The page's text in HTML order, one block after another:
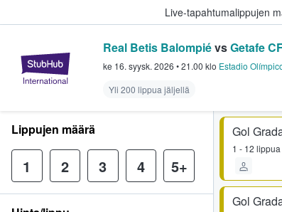
Live-tapahtumalippujen
StubHub - missä fanit
Real Betis BalompiévsGetafe
ke 16. syysk. 2026 •21.00 klo Estadio
Yli 200 lippua jäljellä
Gol
1 - 12 lippua
Gol
Lippujen määrä
1 2 3 4 5+